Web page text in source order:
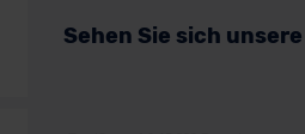
Sehen Sie sich